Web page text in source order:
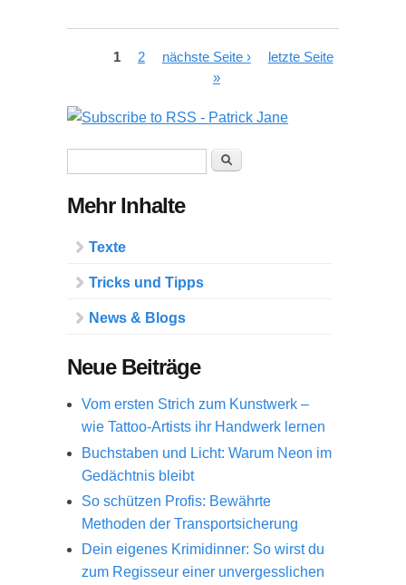
Seiten
1 2 nächste Seite ›
letzte Seite
»
Suche
Mehr Inhalte
Texte
Tricks und Tipps
News & Blogs
Neue Beiträge
Vom ersten Strich zum Kunstwerk –
wie Tattoo-Artists ihr Handwerk lernen
Buchstaben und Licht: Warum Neon im
Gedächtnis bleibt
So schützen Profis: Bewährte
Methoden der Transportsicherung
Dein eigenes Krimidinner: So wirst du
zum Regisseur einer unvergesslichen